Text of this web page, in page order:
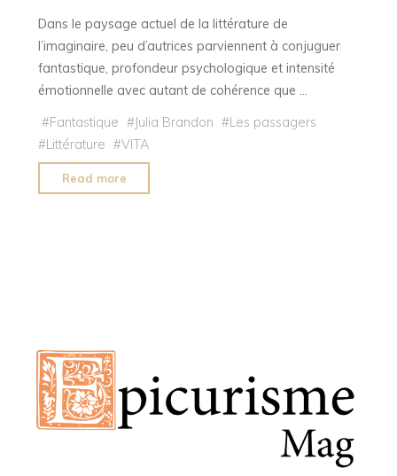
Dans le paysage actuel de la littérature de
l’imaginaire, peu d’autrices parviennent à conjuguer
fantastique, profondeur psychologique et intensité
émotionnelle avec autant de cohérence que …
#Fantastique #Julia Brandon #Les passagers
#Littérature #VITA
Read more
Brandon